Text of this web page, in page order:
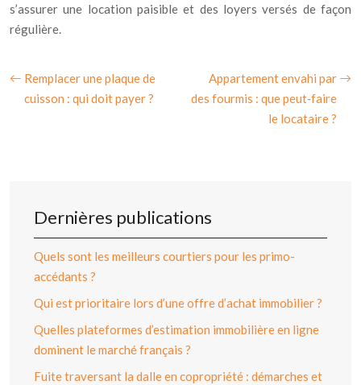
s’assurer une location paisible et des loyers versés de façon
régulière.
Remplacer une plaque de
cuisson : qui doit payer ?
Appartement envahi par
des fourmis : que peut‑faire
le locataire ?
Dernières publications
Quels sont les meilleurs courtiers pour les primo-
accédants ?
Qui est prioritaire lors d’une offre d’achat immobilier ?
Quelles plateformes d’estimation immobilière en ligne
dominent le marché français ?
Fuite traversant la dalle en copropriété : démarches et